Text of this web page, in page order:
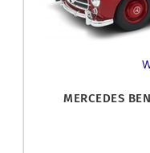
MERCEDES